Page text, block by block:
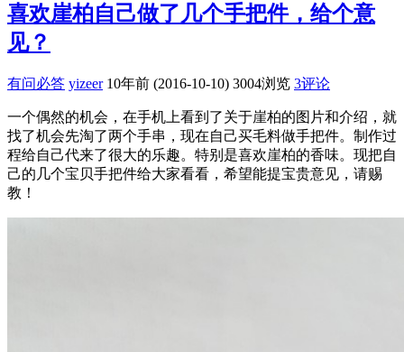
喜欢崖柏自己做了几个手把件，给个意
见？
有问必答 yizeer 10年前 (2016-10-10) 3004浏览 3评论
一个偶然的机会，在手机上看到了关于崖柏的图片和介绍，就
找了机会先淘了两个手串，现在自己买毛料做手把件。制作过
程给自己代来了很大的乐趣。特别是喜欢崖柏的香味。现把自
己的几个宝贝手把件给大家看看，希望能提宝贵意见，请赐
教！